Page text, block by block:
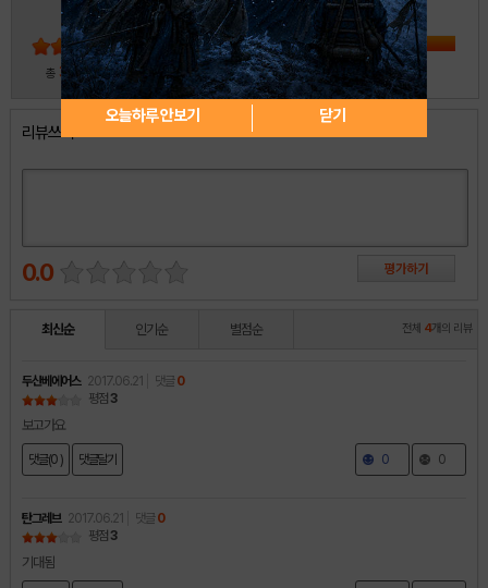
3
총 30 명 참여
1
리뷰쓰기
0.0
최신순 인기순 별점순 전체 4개의 리뷰
두산베에어스 2017.06.21 댓글 0
평점 3
보고가요
댓글(0 ) 댓글달기 0 0
탄그레브 2017.06.21 댓글 0
평점 3
기대됨
오늘하루 안보기 닫기